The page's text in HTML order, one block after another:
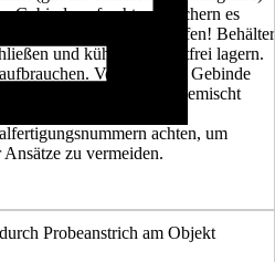
Gebinde aufrecht und sichern es
gegen mögliches Auslaufen! Behälter
und kühl, aber frostfrei lagern.
Verschiedene Gebinde
untereinander gemischt
Gebinde
achten, um
zu vermeiden.
Probeanstrich am Objekt